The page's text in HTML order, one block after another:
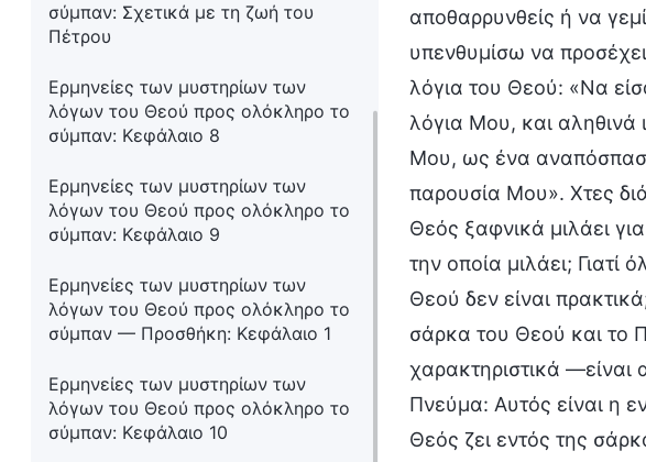
σύμπαν: Σχετικά με τη ζωή του
Πέτρου
Ερμηνείες των μυστηρίων των
λόγων του Θεού προς ολόκληρο το
σύμπαν: Κεφάλαιο 8
Ερμηνείες των μυστηρίων των
λόγων του Θεού προς ολόκληρο το
σύμπαν: Κεφάλαιο 9
Ερμηνείες των μυστηρίων των
λόγων του Θεού προς ολόκληρο το
σύμπαν — Προσθήκη: Κεφάλαιο 1
Ερμηνείες των μυστηρίων των
λόγων του Θεού προς ολόκληρο το
σύμπαν: Κεφάλαιο 10
αποθαρρυνθείς ή να
υπενθυμίσω να
λόγια του Θεού: «Nα
λόγια Μου, και αληθινά
Μου, ως ένα
παρουσία Μου». Χτες
Θεός ξαφνικά μιλάει
την οποία μιλάει;
Θεού δεν είναι
σάρκα του Θεού και το
χαρακτηριστικά
Πνεύμα: Αυτός είναι η
Θεός ζει εντός της